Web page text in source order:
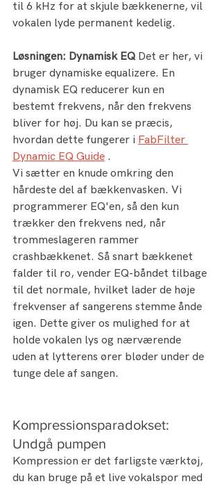
til 6 kHz for at skjule bækkenerne, vil
vokalen lyde permanent kedelig.
Løsningen: Dynamisk EQ Det er her, vi
bruger dynamiske equalizere. En
dynamisk EQ reducerer kun en
bestemt frekvens, når den frekvens
bliver for høj. Du kan se præcis,
hvordan dette fungerer i FabFilter
Dynamic EQ Guide .
Vi sætter en knude omkring den
hårdeste del af bækkenvasken. Vi
programmerer EQ'en, så den kun
trækker den frekvens ned, når
trommeslageren rammer
crashbækkenet. Så snart bækkenet
falder til ro, vender EQ-båndet tilbage
til det normale, hvilket lader de høje
frekvenser af sangerens stemme ånde
igen. Dette giver os mulighed for at
holde vokalen lys og nærværende
uden at lytterens ører bløder under de
tunge dele af sangen.
Kompressionsparadokset:
Undgå pumpen
Kompression er det farligste værktøj,
du kan bruge på et live vokalspor med